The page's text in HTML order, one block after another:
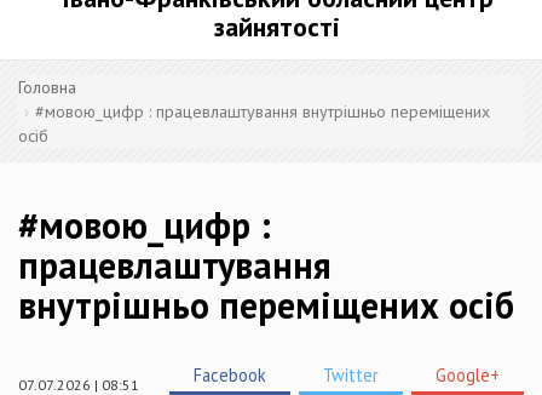
зайнятості
Головна
#мовою_цифр : працевлаштування внутрішньо переміщених
осіб
#мовою_цифр :
працевлаштування
внутрішньо переміщених осіб
07.07.2026 | 08:51 Facebook Twitter Google+